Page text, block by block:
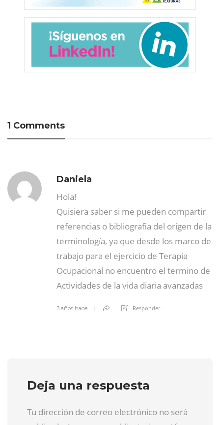
1 Comments
Daniela
Hola!
Quisiera saber si me pueden compartir
referencias o bibliografia del origen de la
terminología, ya que desde los marco de
trabajo para el ejercicio de Terapia
Ocupacional no encuentro el termino de
Actividades de la vida diaria avanzadas
3 años hace Responder
Deja una respuesta
Tu dirección de correo electrónico no será